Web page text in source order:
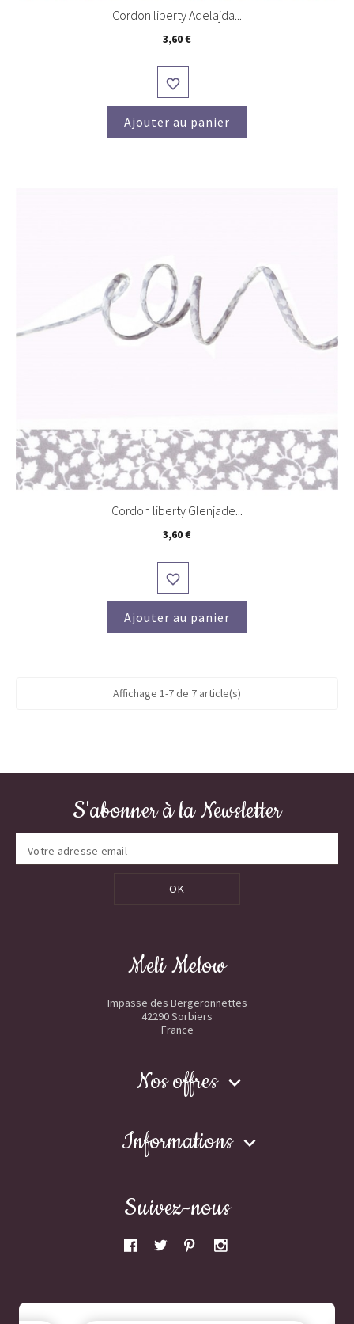
Cordon liberty Adelajda...
Prix
3,60 €

Ajouter au panier
Cordon liberty Glenjade...
Prix
3,60 €

Ajouter au panier
Affichage 1-7 de 7 article(s)
S'abonner à la Newsletter
OK
Meli Melow
Impasse des Bergeronnettes
42290 Sorbiers
France
Nos offres 
Informations 
Suivez-nous